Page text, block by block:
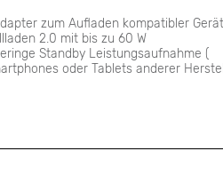
zum Aufladen kompatibler
2.0 mit bis zu 60 W
Standby Leistungsaufnahme (
oder Tablets anderer